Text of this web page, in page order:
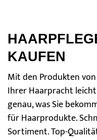
KAUFEN
Mit den Produkten
Ihrer Haarpracht
genau, was Sie
für Haarprodukte.
Sortiment. Top-